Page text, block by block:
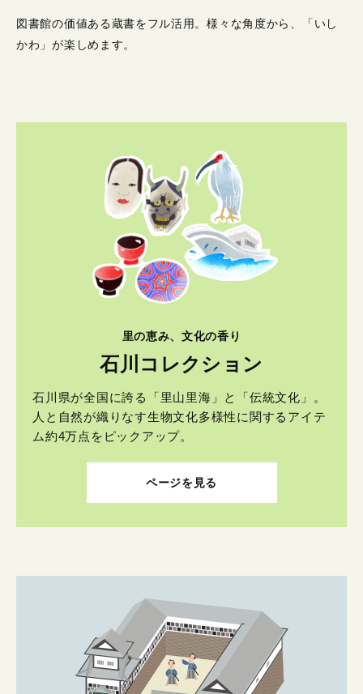
図書館の価値ある蔵書をフル活用。様々な角度から、「いし
かわ」が楽しめます。
里の恵み、文化の香り
石川コレクション
石川県が全国に誇る「里山里海」と「伝統文化」。
人と自然が織りなす生物文化多様性に関するアイテ
ム約4万点をピックアップ。
ページを見る